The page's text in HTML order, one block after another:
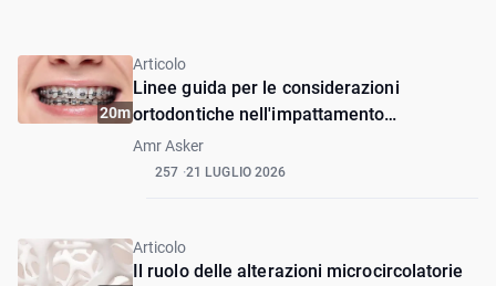
20m
Articolo
Linee guida per le considerazioni
ortodontiche nell'impattamento
dell'incisivo centrale mascellare con
dilacerazione
Amr Asker
257 21 LUGLIO 2026
Articolo
Il ruolo delle alterazioni microcircolatorie